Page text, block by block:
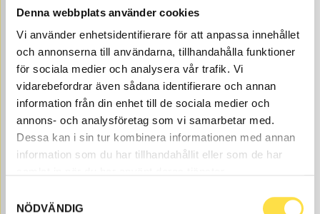
Denna webbplats använder cookies
Vi använder enhetsidentifierare för att anpassa innehållet
och annonserna till användarna, tillhandahålla funktioner
för sociala medier och analysera vår trafik. Vi
vidarebefordrar även sådana identifierare och annan
information från din enhet till de sociala medier och
annons- och analysföretag som vi samarbetar med.
Dessa kan i sin tur kombinera informationen med annan
information som du har tillhandahållit eller som de har
NÖDVÄNDIG
no.
Ka671.
Åtgår2
Price, VAT excl.
1 603.00
Order item, 4-6 days NEEDED